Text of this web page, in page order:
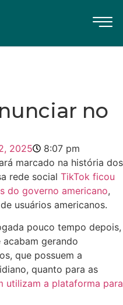
no
2025
8:07 pm
marcado na história dos
rede social TikTok ficou
do governo americano,
usuários americanos.
pouco tempo depois,
gerando
que possuem a
quanto para as
utilizam a plataforma para